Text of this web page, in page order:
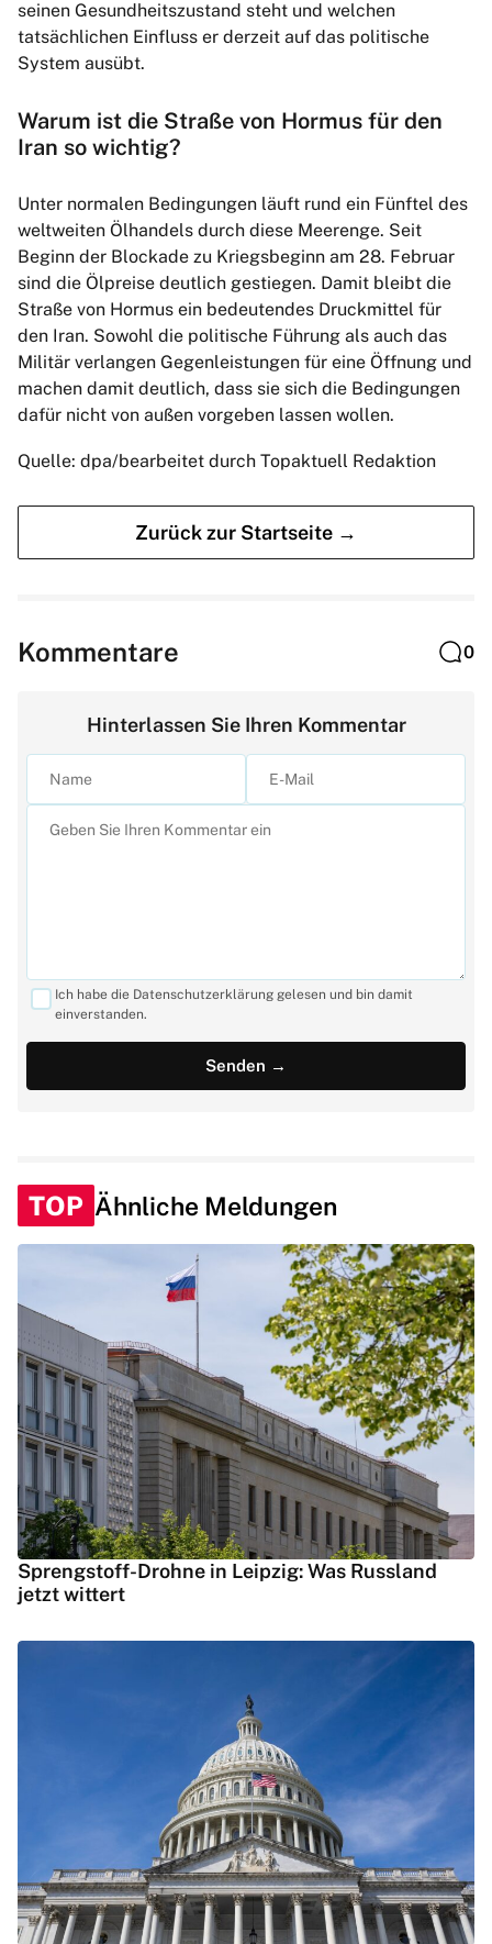
seinen Gesundheitszustand steht und welchen
tatsächlichen Einfluss er derzeit auf das politische
System ausübt.
Warum ist die Straße von Hormus für den
Iran so wichtig?
Unter normalen Bedingungen läuft rund ein Fünftel des
weltweiten Ölhandels durch diese Meerenge. Seit
Beginn der Blockade zu Kriegsbeginn am 28. Februar
sind die Ölpreise deutlich gestiegen. Damit bleibt die
Straße von Hormus ein bedeutendes Druckmittel für
den Iran. Sowohl die politische Führung als auch das
Militär verlangen Gegenleistungen für eine Öffnung und
machen damit deutlich, dass sie sich die Bedingungen
dafür nicht von außen vorgeben lassen wollen.
Quelle: dpa/bearbeitet durch Topaktuell Redaktion
Zurück zur Startseite →
Kommentare 0
Hinterlassen Sie Ihren Kommentar
Ich habe die Datenschutzerklärung gelesen und bin damit
einverstanden.
TOP Ähnliche Meldungen
Sprengstoff-Drohne in Leipzig: Was Russland
jetzt wittert